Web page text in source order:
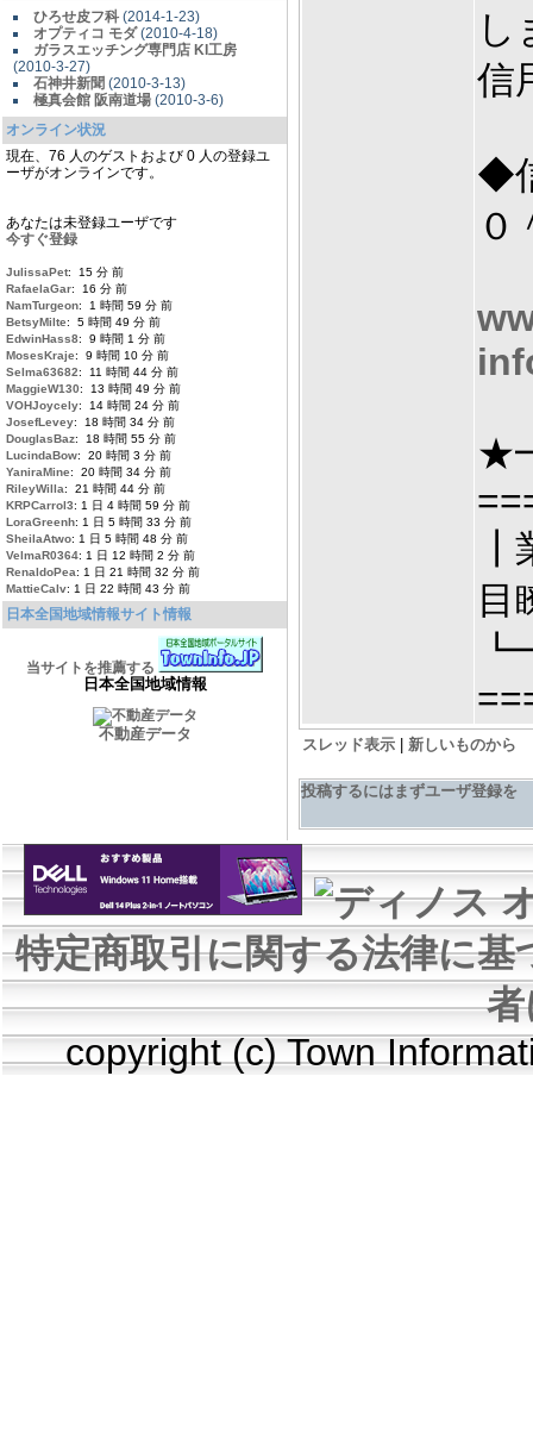
ひろせ皮フ科 (2014-1-23)
オプティコ モダ(2010-4-18)
ガラスエッチング専門店 KI工房
(2010-3-27)
石神井新聞 (2010-3-13)
極真会館 阪南道場 (2010-3-6)
オンライン状況
現在、76 人のゲストおよび 0 人の登録ユ
ーザがオンラインです。
あなたは未登録ユーザです
今すぐ登録
JulissaPet: 15 分 前
RafaelaGar: 16 分 前
NamTurgeon: 1 時間 59 分 前
BetsyMilte: 5 時間 49 分 前
EdwinHass8: 9 時間 1 分 前
MosesKraje: 9 時間 10 分 前
Selma63682: 11 時間 44 分 前
MaggieW130: 13 時間 49 分 前
VOHJoycely: 14 時間 24 分 前
JosefLevey: 18 時間 34 分 前
DouglasBaz: 18 時間 55 分 前
LucindaBow: 20 時間 3 分 前
YaniraMine: 20 時間 34 分 前
RileyWilla: 21 時間 44 分 前
KRPCarrol3: 1 日 4 時間 59 分 前
LoraGreenh: 1 日 5 時間 33 分 前
SheilaAtwo: 1 日 5 時間 48 分 前
VelmaR0364: 1 日 12 時間 2 分 前
RenaldoPea: 1 日 21 時間 32 分 前
MattieCalv: 1 日 22 時間 43 分 前
日本全国地域情報サイト情報
当サイトを推薦する
日本全国地域情報
不動産データ
し
信
◆
０
スレッド表示 新しいものから
投稿するにはまずユーザ登録を
特定商取引に関する法律に基
copyright (c) Town